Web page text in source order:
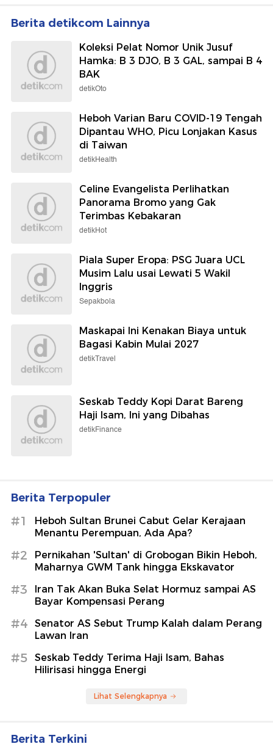
Berita detikcom Lainnya
Koleksi Pelat Nomor Unik Jusuf
Hamka: B 3 DJO, B 3 GAL, sampai B 4
BAK
detikOto
Heboh Varian Baru COVID-19 Tengah
Dipantau WHO, Picu Lonjakan Kasus
di Taiwan
detikHealth
Celine Evangelista Perlihatkan
Panorama Bromo yang Gak
Terimbas Kebakaran
detikHot
Piala Super Eropa: PSG Juara UCL
Musim Lalu usai Lewati 5 Wakil
Inggris
Sepakbola
Maskapai Ini Kenakan Biaya untuk
Bagasi Kabin Mulai 2027
detikTravel
Seskab Teddy Kopi Darat Bareng
Haji Isam, Ini yang Dibahas
detikFinance
Berita Terpopuler
#1
Heboh Sultan Brunei Cabut Gelar Kerajaan
Menantu Perempuan, Ada Apa?
#2
Pernikahan 'Sultan' di Grobogan Bikin Heboh,
Maharnya GWM Tank hingga Ekskavator
#3
Iran Tak Akan Buka Selat Hormuz sampai AS
Bayar Kompensasi Perang
#4
Senator AS Sebut Trump Kalah dalam Perang
Lawan Iran
#5
Seskab Teddy Terima Haji Isam, Bahas
Hilirisasi hingga Energi
Lihat Selengkapnya
Berita Terkini